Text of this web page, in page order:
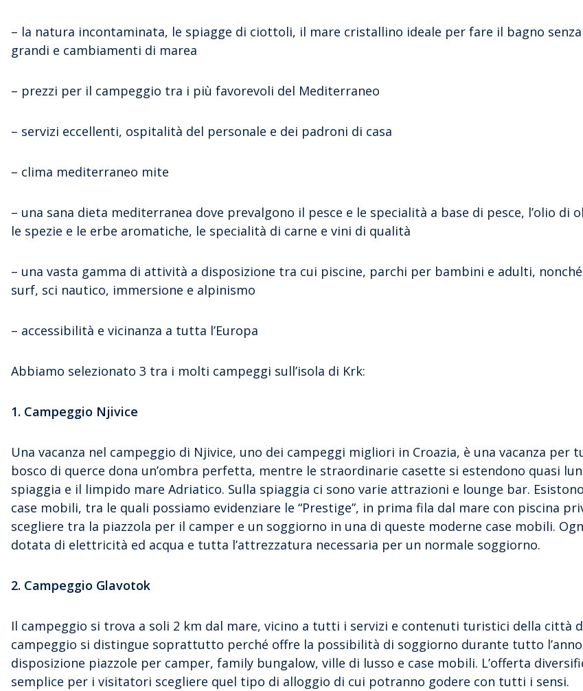
– la natura incontaminata, le spiagge di ciottoli, il mare cristallino ideale per fare il bagno
grandi e cambiamenti di marea
– prezzi per il campeggio tra i più favorevoli del Mediterraneo
– servizi eccellenti, ospitalità del personale e dei padroni di casa
– clima mediterraneo mite
– una sana dieta mediterranea dove prevalgono il pesce e le specialità a base di pesce, l’olio di
le spezie e le erbe aromatiche, le specialità di carne e vini di qualità
– una vasta gamma di attività a disposizione tra cui piscine, parchi per bambini e adulti,
surf, sci nautico, immersione e alpinismo
– accessibilità e vicinanza a tutta l’Europa
Abbiamo selezionato 3 tra i molti campeggi sull’isola di Krk:
1. Campeggio Njivice
Una vacanza nel campeggio di Njivice, uno dei campeggi migliori in Croazia, è una vacanza per
bosco di querce dona un’ombra perfetta, mentre le straordinarie casette si estendono quasi
spiaggia e il limpido mare Adriatico. Sulla spiaggia ci sono varie attrazioni e lounge bar.
case mobili, tra le quali possiamo evidenziare le “Prestige”, in prima fila dal mare con piscina
scegliere tra la piazzola per il camper e un soggiorno in una di queste moderne case mobili.
dotata di elettricità ed acqua e tutta l’attrezzatura necessaria per un normale soggiorno.
2. Campeggio Glavotok
Il campeggio si trova a soli 2 km dal mare, vicino a tutti i servizi e contenuti turistici della città
campeggio si distingue soprattutto perché offre la possibilità di soggiorno durante tutto
disposizione piazzole per camper, family bungalow, ville di lusso e case mobili. L’offerta
semplice per i visitatori scegliere quel tipo di alloggio di cui potranno godere con tutti i sensi.